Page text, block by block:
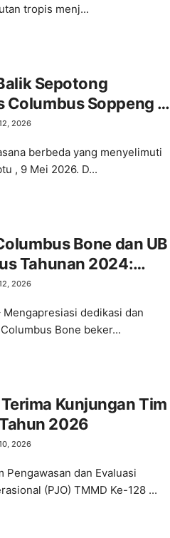
tropis menj...
Sepotong
Columbus Soppeng &
2026
berbeda yang menyelimuti
, 9 Mei 2026. D...
Bone dan UB
Tahunan 2024:
2026
Mengapresiasi dedikasi dan
Bone beker...
Kunjungan Tim
2026
2026
Pengawasan dan Evaluasi
(PJO) TMMD Ke-128 ...